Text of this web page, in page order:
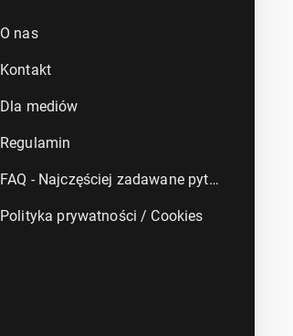
O nas
Kontakt
Dla mediów
Regulamin
FAQ - Najczęściej zadawane pytania
Polityka prywatności / Cookies